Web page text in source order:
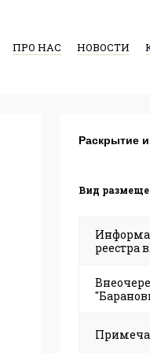
ПРО НАС НОВОСТИ
Раскрытие
Вид
реестра